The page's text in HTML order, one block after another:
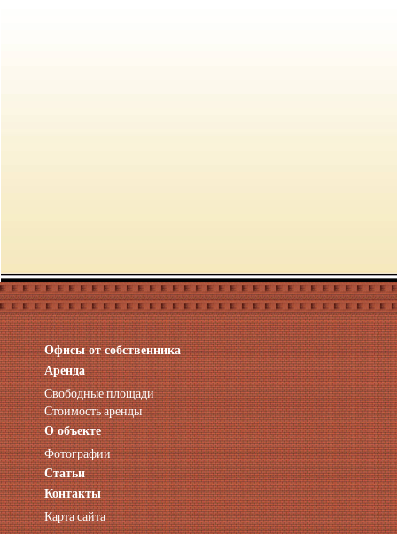
Офисы от собственника
Аренда нежилых помещений
Аренда помещений от собственника
Аренда конференц-зала СПб
Офисы у метро
Офисы в Адмиралтейском районе
Помещения с отдельным входом
Небольшие офисы
Аренда офиса около метро
Снять помещение у метро
Аренда помещений у метро
Аренда помещений район Адмиралтейский
Аренда
Свободные площади
Стоимость аренды
О объекте
Фотографии
Статьи
Контакты
Карта сайта